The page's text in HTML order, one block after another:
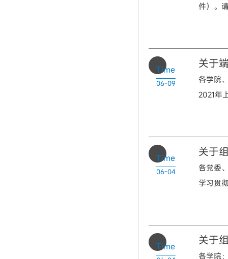
件）。
Time
06-09
关于
各学院
2021年
Time
06-04
关于
各党委
学习贯
Time 关于
各学院